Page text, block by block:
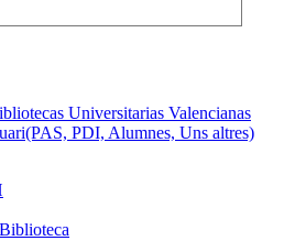
Universitarias Valencianas
PDI, Alumnes, Uns altres)